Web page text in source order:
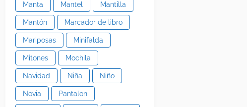
Manta Mantel Mantilla
Mantón Marcador de libro
Mariposas Minifalda
Mitones Mochila
Navidad Niña Niño
Novia Pantalon